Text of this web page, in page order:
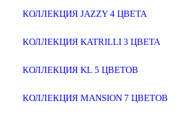
КОЛЛЕКЦИЯ JAZZY 4 ЦВЕТА
КОЛЛЕКЦИЯ KATRILLI 3 ЦВЕТА
КОЛЛЕКЦИЯ KL 5 ЦВЕТОВ
КОЛЛЕКЦИЯ MANSION 7 ЦВЕТОВ